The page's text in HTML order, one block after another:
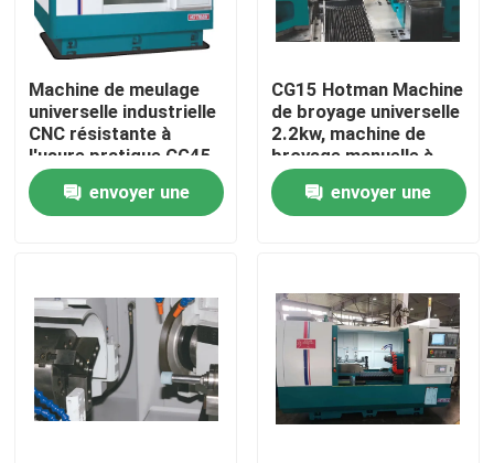
À la maison
Produits
Visite de l'usine
Contrôle de la qualité
Machine de meulage
universelle industrielle
CNC résistante à
l'usure pratique CG45
envoyer une
CG15 Hotman Machine
de broyage universelle
2.2kw, machine de
broyage manuelle à
coupe à outils CNC
envoyer une